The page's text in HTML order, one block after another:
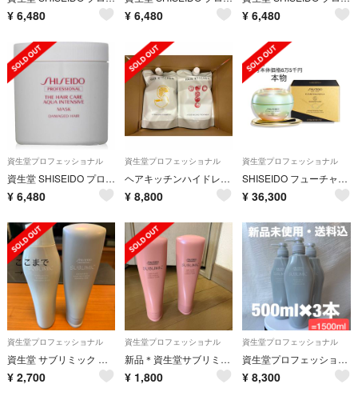
¥ 6,480 ¥ 6,480 ¥ 6,480
資生堂プロフェッショナル
資生堂 SHISEIDO プロフェッショナル アクアインテンシブ マスク
¥ 6,480
資生堂プロフェッショナル
ヘアキッチンハイドレイティングシャンプー&モイスチャライジングトリート詰替用1L
¥ 8,800
資生堂プロフェッショナル
SHISEIDO フューチャーソリューション LXレジェンダリーEN クリーム
¥ 36,300
資生堂プロフェッショナル
資生堂 サブリミック アデノバイタル シャンプー ＆トリートメント250ml
¥ 2,700
資生堂プロフェッショナル
新品＊資生堂サブリミックエアリーフロートリートメント
¥ 1,800
資生堂プロフェッショナル
資生堂プロフェッショナル アデノバイタル シャンプー 500ml×3本
¥ 8,300